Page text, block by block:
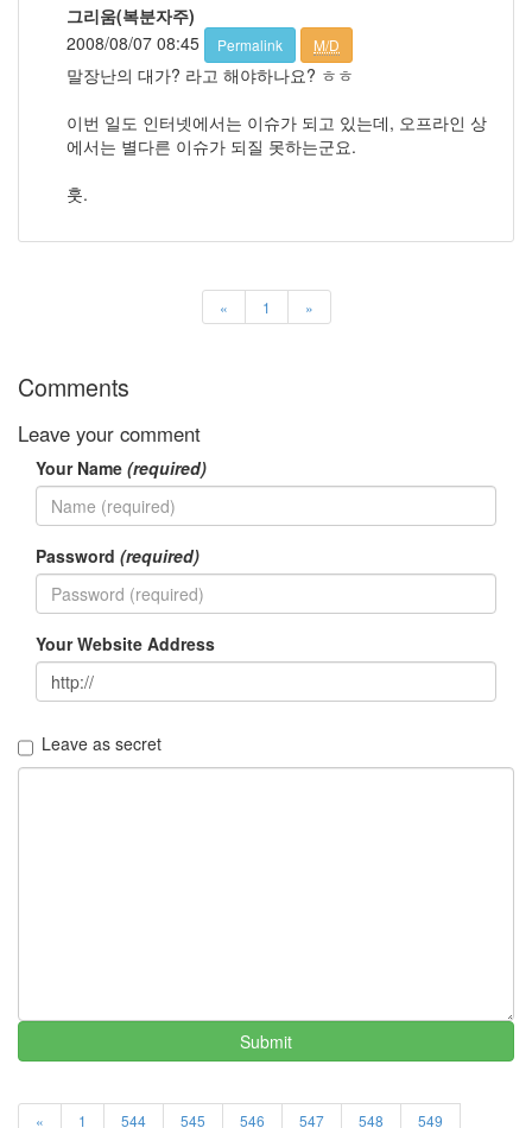
그리움(복분자주)
2008/08/07 08:45
Permalink M/D
말장난의 대가? 라고 해야하나요? ㅎㅎ
이번 일도 인터넷에서는 이슈가 되고 있는데, 오프라인 상
에서는 별다른 이슈가 되질 못하는군요.
훗.
« 1 »
Comments
Leave your comment
Your Name (required)
Password (required)
Your Website Address
Leave as secret
Submit
« 1 544 545 546 547 548 549
니
는
야
기
936
치
관
련
기
63
IT
련
이
거